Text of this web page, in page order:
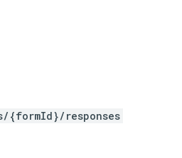
{formId}/responses